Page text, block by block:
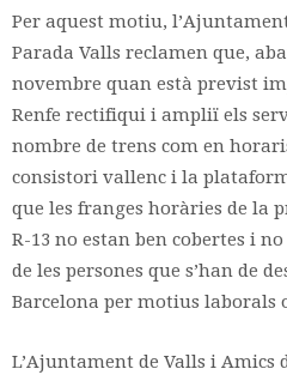
Per aquest motiu,
Parada Valls reclamen que,
novembre quan està previst
Renfe rectifiqui i ampliï els
nombre de trens com en
consistori vallenc i la
que les franges horàries de la
R-13 no estan ben cobertes i
de les persones que s’han de
Barcelona per motius laborals
L’Ajuntament de Valls i Amics